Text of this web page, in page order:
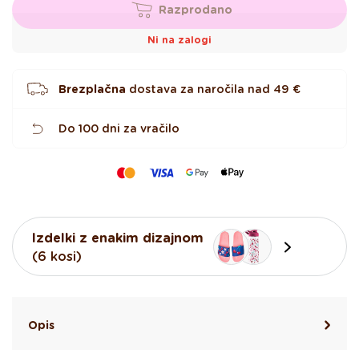
v
e
z
Razprodano
Ni na zalogi
Brezplačna dostava za naročila nad 49 €
Do 100 dni za vračilo
Izdelki z enakim dizajnom
(6 kosi)
Opis